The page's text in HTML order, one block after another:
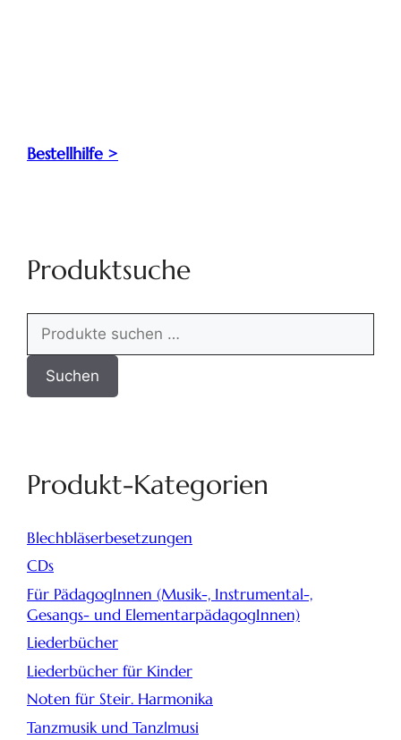
Bestellhilfe >
Produktsuche
Suchen
Produkt-Kategorien
Blechbläserbesetzungen
CDs
Für PädagogInnen (Musik-, Instrumental-,
Gesangs- und ElementarpädagogInnen)
Liederbücher
Liederbücher für Kinder
Noten für Steir. Harmonika
Tanzmusik und Tanzlmusi